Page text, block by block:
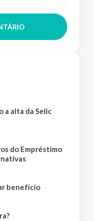
a alta da Selic
do Empréstimo
benefício